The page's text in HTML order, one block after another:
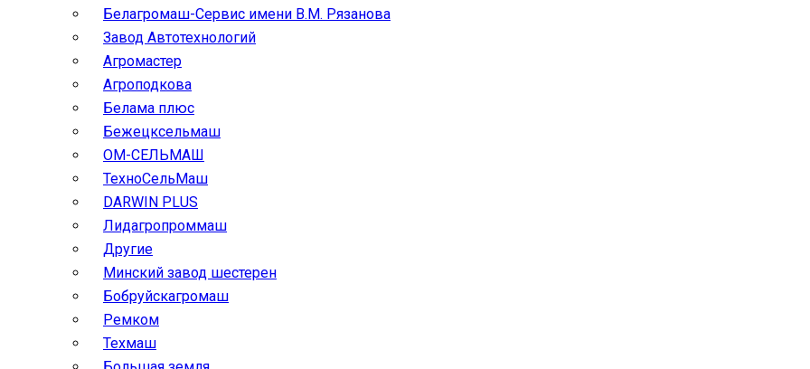
Белагромаш-Сервис имени В.М. Рязанова
Завод Автотехнологий
Агромастер
Агроподкова
Белама плюс
Бежецксельмаш
ОМ-СЕЛЬМАШ
ТехноСельМаш
DARWIN PLUS
Лидагропроммаш
Другие
Минский завод шестерен
Бобруйскагромаш
Ремком
Техмаш